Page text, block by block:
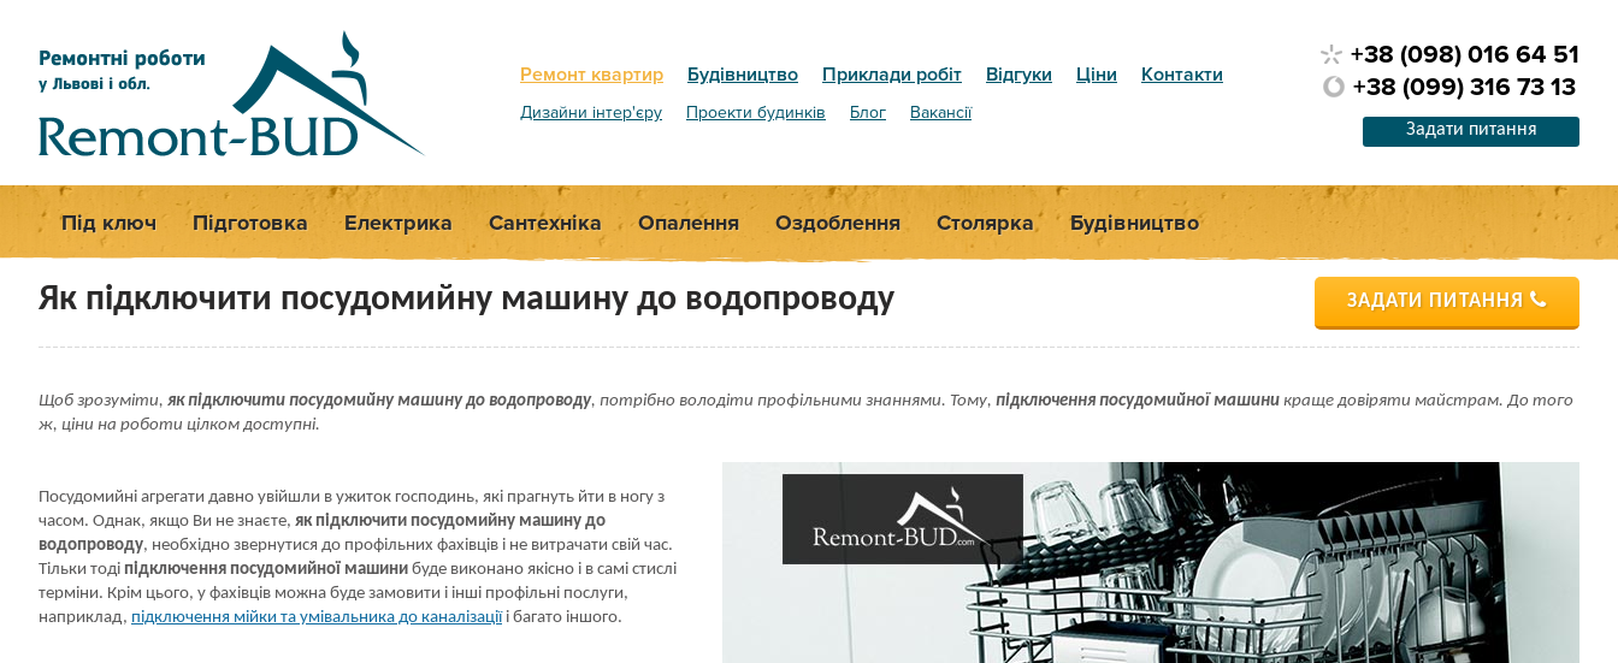
Ремонт квартир Будівництво Приклади робіт Відгуки Ціни Контакти
Дизайни інтер'єру Проекти будинків Блог Вакансії
+38 (098) 016 64 51
+38 (099) 316 73 13
Задати питання
Під ключ Підготовка Електрика Сантехніка Опалення Оздоблення Столярка Будівництво
Як підключити посудомийну машину до водопроводу ЗАДАТИ ПИТАННЯ
Щоб зрозуміти, як підключити посудомийну машину до водопроводу, потрібно володіти профільними знаннями. Тому, підключення посудомийної машини краще довіряти майстрам. До того
ж, ціни на роботи цілком доступні.
Посудомийні агрегати давно увійшли в ужиток господинь, які прагнуть йти в ногу з
часом. Однак, якщо Ви не знаєте, як підключити посудомийну машину до
водопроводу, необхідно звернутися до профільних фахівців і не витрачати свій час.
Тільки тоді підключення посудомийної машини буде виконано якісно і в самі стислі
терміни. Крім цього, у фахівців можна буде замовити і інші профільні послуги,
наприклад, підключення мійки та умівальника до каналізаціїі багато іншого.